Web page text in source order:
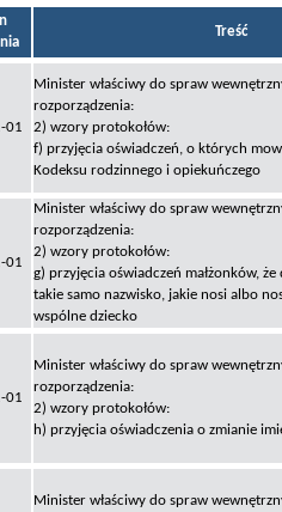
Treść
01
Minister właściwy do spraw
rozporządzenia:
2) wzory protokołów:
f) przyjęcia oświadczeń, o których
Kodeksu rodzinnego i opiekuńczego
01
Minister właściwy do spraw
rozporządzenia:
2) wzory protokołów:
g) przyjęcia oświadczeń małżonków, że
takie samo nazwisko, jakie nosi albo
wspólne dziecko
01
Minister właściwy do spraw
rozporządzenia:
2) wzory protokołów:
h) przyjęcia oświadczenia o zmianie
Minister właściwy do spraw